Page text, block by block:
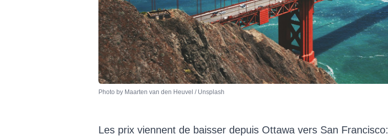
Photo by Maarten van den Heuvel / Unsplash
Les prix viennent de baisser depuis Ottawa vers San Francisco: